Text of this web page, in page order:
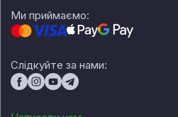
Ми приймаємо:
Слідкуйте за нами: